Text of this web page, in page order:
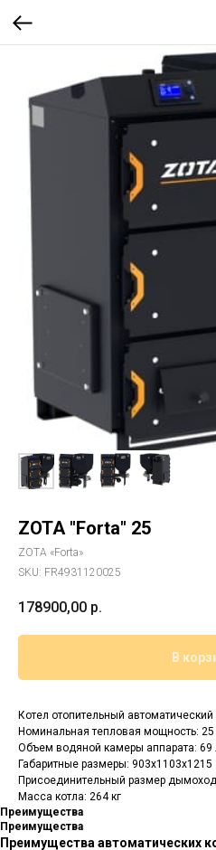
ZOTA "Forta" 25
ZOTA «Forta»
SKU: FR4931120025
178900,00 р.
В
Котел отопительный
Номинальная тепловая мощность: 25
Объем водяной камеры аппарата: 69
Габаритные размеры: 903х1103х1215
Присоединительный размер
Масса котла: 264 кг
Преимущества
Преимущества
Преимущества автоматических